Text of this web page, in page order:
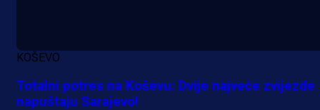
KOŠEVO
Totalni potres na Koševu: Dvije najveće zvijezde
napuštaju Sarajevo!